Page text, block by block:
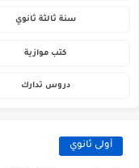
سنة ثالثة ثانوي
كتب موازية
دروس تدارك
أولى ثانوي